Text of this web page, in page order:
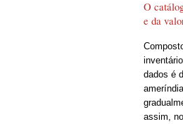
O
e da
dados é
assim,